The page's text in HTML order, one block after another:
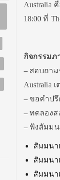
Australia
18:00 ที่
กิจกรรมภ
– สอบถา
Australia
– ขอคำปรึ
– ทดลองส
– ฟังสัมมน
สัมมนา
สัมมนา
สัมมนา